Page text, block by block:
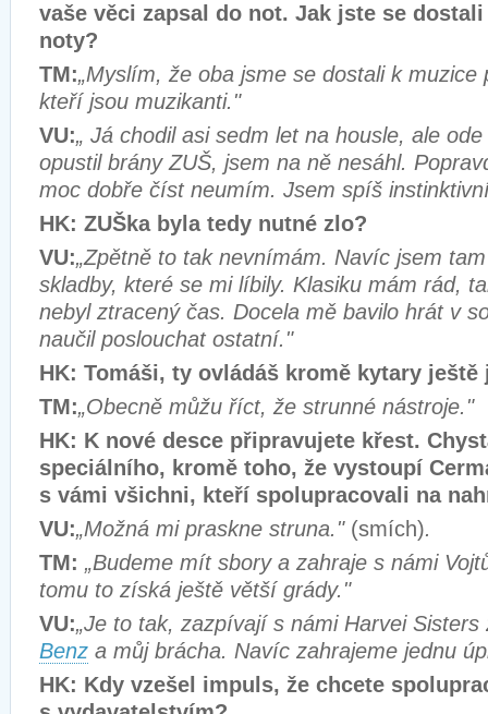
vaše věci zapsal do not. Jak jste se
noty?
TM:„Myslím, že oba jsme se dostali k muzice
kteří jsou muzikanti."
VU:„ Já chodil asi sedm let na housle, ale
opustil brány ZUŠ, jsem na ně nesáhl.
moc dobře číst neumím. Jsem spíš
HK: ZUŠka byla tedy nutné zlo?
VU:„Zpětně to tak nevnímám. Navíc jsem
skladby, které se mi líbily. Klasiku mám rád,
nebyl ztracený čas. Docela mě bavilo hrát v
naučil poslouchat ostatní."
HK: Tomáši, ty ovládáš kromě kytary
TM:„Obecně můžu říct, že strunné nástroje."
HK: K nové desce připravujete křest.
speciálního, kromě toho, že vystoupí
s vámi všichni, kteří spolupracovali na
VU:„Možná mi praskne struna." (smích).
TM: „Budeme mít sbory a zahraje s námi
tomu to získá ještě větší grády."
VU:„Je to tak, zazpívají s námi Harvei
Benz a můj brácha. Navíc zahrajeme jednu
HK: Kdy vzešel impuls, že chcete